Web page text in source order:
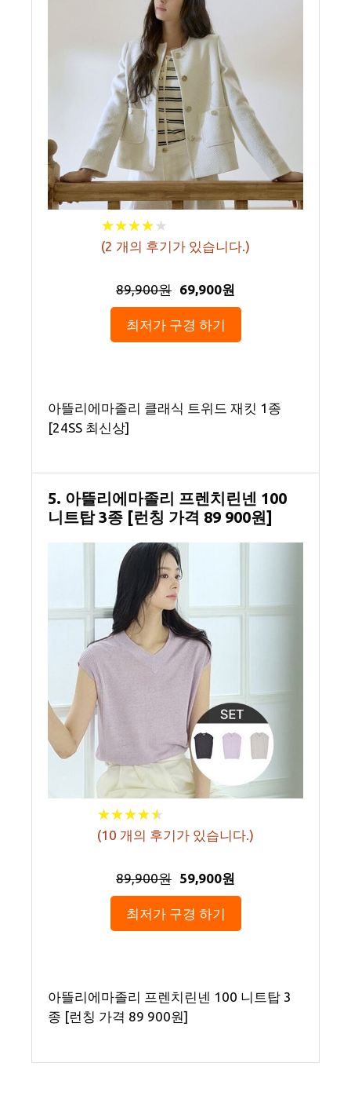
★★★★★
★★★★★
(2 개의 후기가 있습니다.)
89,900원 69,900원
최저가 구경 하기
아뜰리에마졸리 클래식 트위드 재킷 1종
[24SS 최신상]
5. 아뜰리에마졸리 프렌치린넨 100
니트탑 3종 [런칭 가격 89 900원]
★★★★★
★★★★★
(10 개의 후기가 있습니다.)
89,900원 59,900원
최저가 구경 하기
아뜰리에마졸리 프렌치린넨 100 니트탑 3
종 [런칭 가격 89 900원]